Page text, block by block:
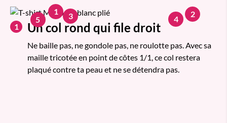
1 Un col rond qui file droit
Ne baille pas, ne gondole pas, ne roulotte pas. Avec sa
maille tricotée en point de côtes 1/1, ce col restera
plaqué contre ta peau et ne se détendra pas.
1 2
3 4
5